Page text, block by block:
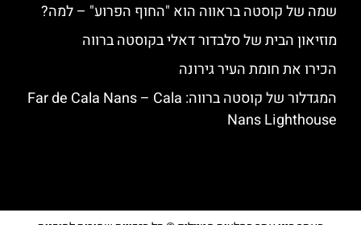
שמה של קוסטה בראווה הוא "החוף הפרוע" – למה?
מוזיאון הבית של סלבדור דאלי בקוסטה ברווה
הכירו את חומת העיר גירונה
המגדלור של קוסטה ברווה: ‪‪Far de Cala Nans – Cala
Nans Lighthouse‬‬